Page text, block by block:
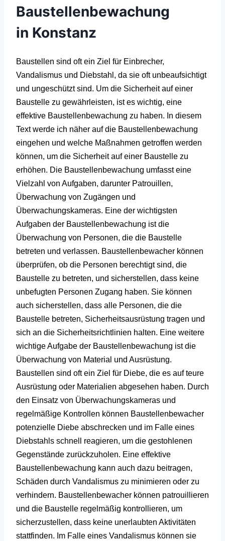
Baustellenbewachung
in Konstanz
Baustellen sind oft ein Ziel für Einbrecher,
Vandalismus und Diebstahl, da sie oft unbeaufsichtigt
und ungeschützt sind. Um die Sicherheit auf einer
Baustelle zu gewährleisten, ist es wichtig, eine
effektive Baustellenbewachung zu haben. In diesem
Text werde ich näher auf die Baustellenbewachung
eingehen und welche Maßnahmen getroffen werden
können, um die Sicherheit auf einer Baustelle zu
erhöhen. Die Baustellenbewachung umfasst eine
Vielzahl von Aufgaben, darunter Patrouillen,
Überwachung von Zugängen und
Überwachungskameras. Eine der wichtigsten
Aufgaben der Baustellenbewachung ist die
Überwachung von Personen, die die Baustelle
betreten und verlassen. Baustellenbewacher können
überprüfen, ob die Personen berechtigt sind, die
Baustelle zu betreten, und sicherstellen, dass keine
unbefugten Personen Zugang haben. Sie können
auch sicherstellen, dass alle Personen, die die
Baustelle betreten, Sicherheitsausrüstung tragen und
sich an die Sicherheitsrichtlinien halten. Eine weitere
wichtige Aufgabe der Baustellenbewachung ist die
Überwachung von Material und Ausrüstung.
Baustellen sind oft ein Ziel für Diebe, die es auf teure
Ausrüstung oder Materialien abgesehen haben. Durch
den Einsatz von Überwachungskameras und
regelmäßige Kontrollen können Baustellenbewacher
potenzielle Diebe abschrecken und im Falle eines
Diebstahls schnell reagieren, um die gestohlenen
Gegenstände zurückzuholen. Eine effektive
Baustellenbewachung kann auch dazu beitragen,
Schäden durch Vandalismus zu minimieren oder zu
verhindern. Baustellenbewacher können patrouillieren
und die Baustelle regelmäßig kontrollieren, um
sicherzustellen, dass keine unerlaubten Aktivitäten
stattfinden. Im Falle eines Vandalismus können sie